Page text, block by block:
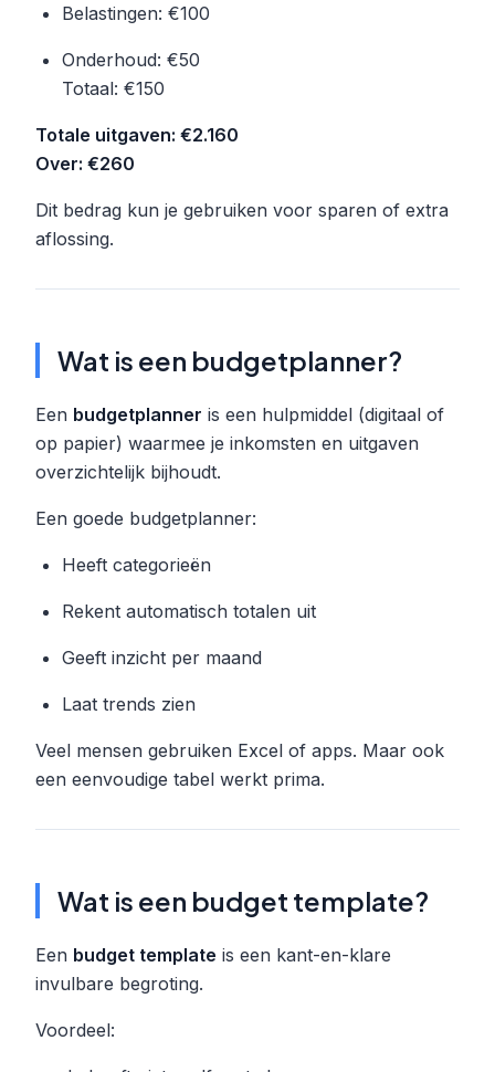
Belastingen: €100
Onderhoud: €50
Totaal: €150
Totale uitgaven: €2.160
Over: €260
Dit bedrag kun je gebruiken voor sparen of extra
aflossing.
Wat is een budgetplanner?
Een budgetplanner is een hulpmiddel (digitaal of
op papier) waarmee je inkomsten en uitgaven
overzichtelijk bijhoudt.
Een goede budgetplanner:
Heeft categorieën
Rekent automatisch totalen uit
Geeft inzicht per maand
Laat trends zien
Veel mensen gebruiken Excel of apps. Maar ook
een eenvoudige tabel werkt prima.
Wat is een budget template?
Een budget template is een kant-en-klare
invulbare begroting.
Voordeel: